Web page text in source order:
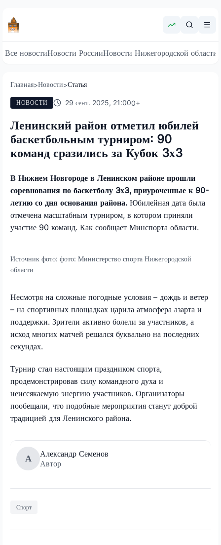
Все новостиНовости РоссииНовости Нижегородской области
Главная>Новости>Статья
НОВОСТИ 29 сент. 2025, 21:000+
Ленинский район отметил юбилей
баскетбольным турниром: 90
команд сразились за Кубок 3х3
В Нижнем Новгороде в Ленинском районе прошли
соревнования по баскетболу 3х3, приуроченные к 90-
летию со дня основания района. Юбилейная дата была
отмечена масштабным турниром, в котором приняли
участие 90 команд. Как сообщает Минспорта области.
Источник фото: фото: Министерство спорта Нижегородской
области
Несмотря на сложные погодные условия – дождь и ветер
– на спортивных площадках царила атмосфера азарта и
поддержки. Зрители активно болели за участников, а
исход многих матчей решался буквально на последних
секундах.
Турнир стал настоящим праздником спорта,
продемонстрировав силу командного духа и
неиссякаемую энергию участников. Организаторы
пообещали, что подобные мероприятия станут доброй
традицией для Ленинского района.
А
Александр Семенов
Автор
Спорт